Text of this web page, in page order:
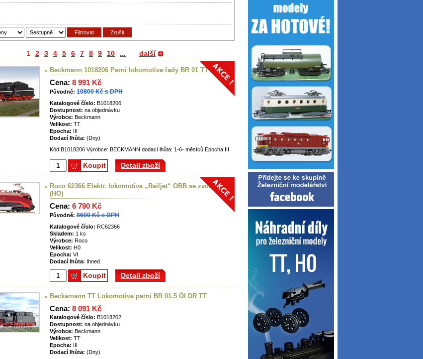
1 2 3 4 5 6 7 8 9 10 ... další
Beckmann 1018206 Parní lokomotiva řady BR 01 TT
Cena: 8 991 Kč
Původně: 10800 Kč s DPH
Katalogové číslo: B1018206
Dostupnost: na objednávku
Výrobce: Beckmann
Velikost: TT
Epocha: III
Dodací lhůta: (Dny)
Kód:B1018206 Výrobce: BECKMANN dodací lhůta: 1-6- měsíců Epocha:III
Koupit Detail zboží
Roco 62366 Elektr. lokomotiva „Railjet“ OBB se zvukem
(HO)
Cena: 6 790 Kč
Původně: 8600 Kč s DPH
Katalogové číslo: RC62366
Skladem: 1 ks
Výrobce: Roco
Velikost: H0
Epocha: VI
Dodací lhůta: Ihned
Koupit Detail zboží
Beckamann TT Lokomotiva parní BR 01.5 Öl DR TT
Cena: 8 091 Kč
Katalogové číslo: B1018202
Dostupnost: na objednávku
Výrobce: Beckmann
Velikost: TT
Epocha: III
Dodací lhůta: (Dny)